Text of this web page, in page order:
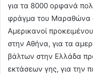
για τα 8000 ορφανά
φράγμα του Μαραθώνα
Αμερικανοί
στην Αθήνα, για τα
βάλτων στην Ελλάδα
εκτάσεων γης, για την